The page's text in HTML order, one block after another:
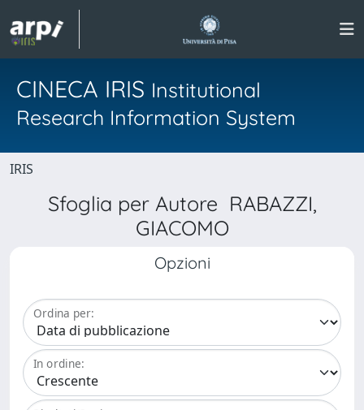
CINECA IRIS Institutional
Research Information System
IRIS
Sfoglia per Autore RABAZZI,
GIACOMO
Opzioni
Ordina per:
In ordine: